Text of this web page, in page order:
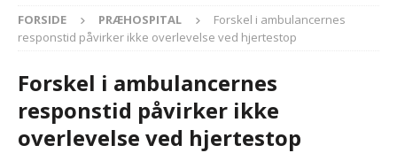
FORSIDE PRÆHOSPITAL
Forskel i ambulancernes
responstid påvirker ikke overlevelse ved hjertestop
Forskel i ambulancernes
responstid påvirker ikke
overlevelse ved hjertestop